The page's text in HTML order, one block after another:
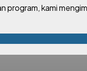
program, kami